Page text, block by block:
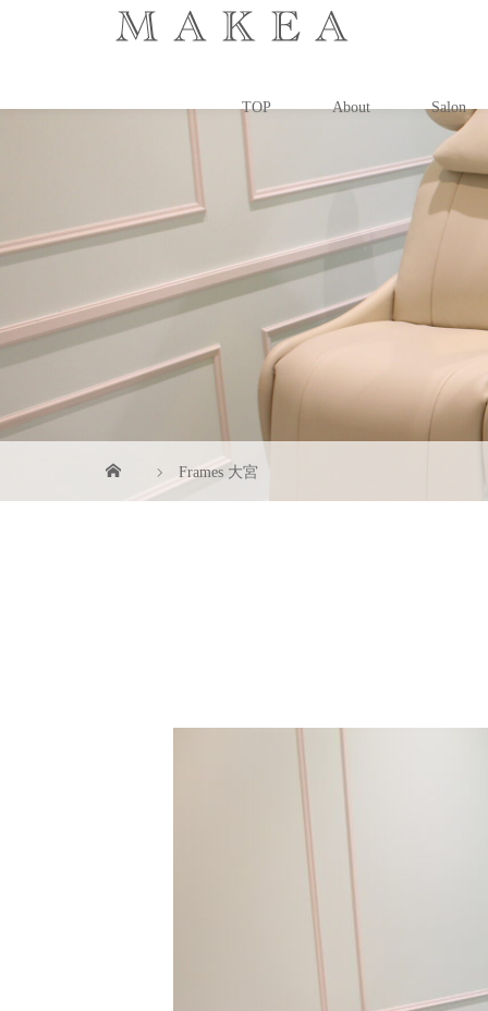
TOP About Salon
Frames 大宮